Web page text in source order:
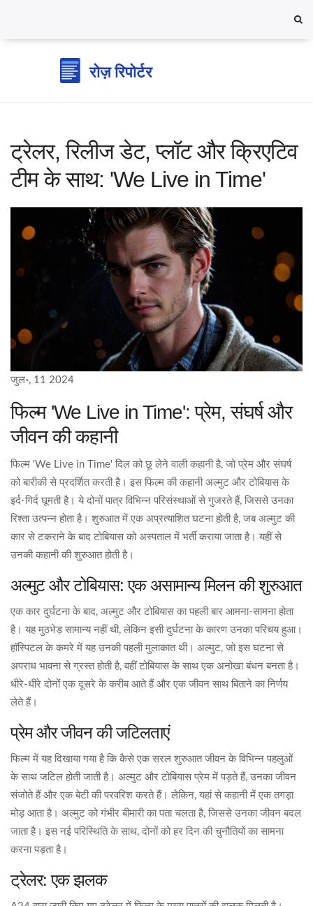
ट्रेलर, रिलीज डेट, प्लॉट और क्रिएटिव
टीम के साथ: 'We Live in Time'
जुल॰, 11 2024
फिल्म 'We Live in Time': प्रेम, संघर्ष और
जीवन की कहानी
फिल्म 'We Live in Time' दिल को छू लेने वाली कहानी है, जो प्रेम और संघर्ष
को बारीकी से प्रदर्शित करती है। इस फिल्म की कहानी अल्मुट और टोबियास के
इर्द-गिर्द घूमती है। ये दोनों पात्र विभिन्न परिसंस्थाओं से गुजरते हैं, जिससे उनका
रिश्ता उत्पन्न होता है। शुरुआत में एक अप्रत्याशित घटना होती है, जब अल्मुट की
कार से टकराने के बाद टोबियास को अस्पताल में भर्ती कराया जाता है। यहीं से
उनकी कहानी की शुरुआत होती है।
अल्मुट और टोबियास: एक असामान्य मिलन की शुरुआत
एक कार दुर्घटना के बाद, अल्मुट और टोबियास का पहली बार आमना-सामना होता
है। यह मुठभेड़ सामान्य नहीं थी, लेकिन इसी दुर्घटना के कारण उनका परिचय हुआ।
हॉस्पिटल के कमरे में यह उनकी पहली मुलाकात थी। अल्मुट, जो इस घटना से
अपराध भावना से ग्रस्त होती है, वहीं टोबियास के साथ एक अनोखा बंधन बनता है।
धीरे-धीरे दोनों एक दूसरे के करीब आते हैं और एक जीवन साथ बिताने का निर्णय
लेते हैं।
प्रेम और जीवन की जटिलताएं
फिल्म में यह दिखाया गया है कि कैसे एक सरल शुरुआत जीवन के विभिन्न पहलुओं
के साथ जटिल होती जाती है। अल्मुट और टोबियास प्रेम में पड़ते हैं, उनका जीवन
संजोते हैं और एक बेटी की परवरिश करते हैं। लेकिन, यहां से कहानी में एक तगड़ा
मोड़ आता है। अल्मुट को गंभीर बीमारी का पता चलता है, जिससे उनका जीवन बदल
जाता है। इस नई परिस्थिति के साथ, दोनों को हर दिन की चुनौतियों का सामना
करना पड़ता है।
ट्रेलर: एक झलक